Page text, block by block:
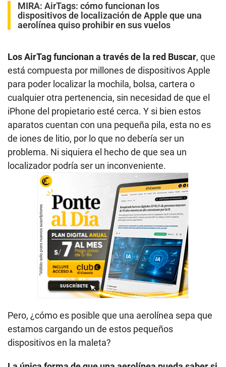
MIRA: AirTags: cómo funcionan los
dispositivos de localización de Apple que una
aerolínea quiso prohibir en sus vuelos
Los AirTag funcionan a través de la red Buscar, que
está compuesta por millones de dispositivos Apple
para poder localizar la mochila, bolsa, cartera o
cualquier otra pertenencia, sin necesidad de que el
iPhone del propietario esté cerca. Y si bien estos
aparatos cuentan con una pequeña pila, esta no es
de iones de litio, por lo que no debería ser un
problema. Ni siquiera el hecho de que sea un
localizador podría ser un inconveniente.
Pero, ¿cómo es posible que una aerolínea sepa que
estamos cargando un de estos pequeños
dispositivos en la maleta?